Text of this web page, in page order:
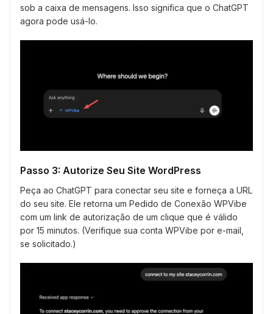
sob a caixa de mensagens. Isso significa que o ChatGPT
agora pode usá-lo.
Passo 3: Autorize Seu Site WordPress
Peça ao ChatGPT para conectar seu site e forneça a URL
do seu site. Ele retorna um Pedido de Conexão WPVibe
com um link de autorização de um clique que é válido
por 15 minutos. (Verifique sua conta WPVibe por e-mail,
se solicitado.)